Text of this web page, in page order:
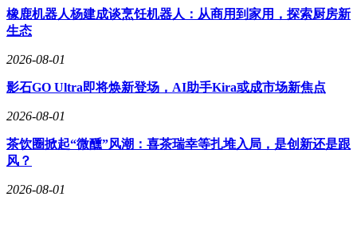
橡鹿机器人杨建成谈烹饪机器人：从商用到家用，探索厨房新
生态
2026-08-01
影石GO Ultra即将焕新登场，AI助手Kira或成市场新焦点
2026-08-01
茶饮圈掀起“微醺”风潮：喜茶瑞幸等扎堆入局，是创新还是跟
风？
2026-08-01